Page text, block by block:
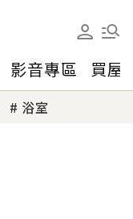
影音專區 買屋
浴室